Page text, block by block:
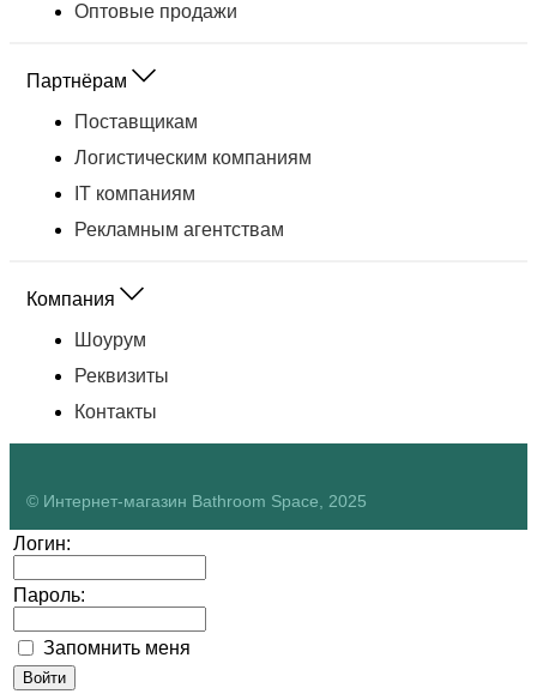
Оптовые продажи
Партнёрам
Поставщикам
Логистическим компаниям
IT компаниям
Рекламным агентствам
Компания
Шоурум
Реквизиты
Контакты
© Интернет-магазин Bathroom Space, 2025
Логин:
Пароль:
Запомнить меня